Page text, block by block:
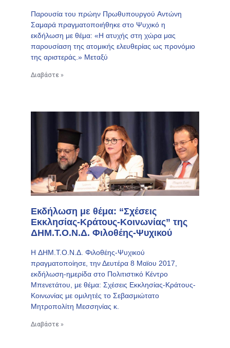
Παρουσία του πρώην Πρωθυπουργού Αντώνη
Σαμαρά πραγματοποιήθηκε στο Ψυχικό η
εκδήλωση με θέμα: «Η ατυχής στη χώρα μας
παρουσίαση της ατομικής ελευθερίας ως προνόμιο
της αριστεράς.» Μεταξύ
Διαβάστε »
Εκδήλωση με θέμα: “Σχέσεις
Εκκλησίας-Κράτους-Κοινωνίας” της
ΔΗΜ.Τ.Ο.Ν.Δ. Φιλοθέης-Ψυχικού
H ΔΗΜ.Τ.Ο.Ν.Δ. Φιλοθέης-Ψυχικού
πραγματοποίησε, την Δευτέρα 8 Μαϊου 2017,
εκδήλωση-ημερίδα στο Πολιτιστικό Κέντρο
Μπενετάτου, με θέμα: Σχέσεις Εκκλησίας-Κράτους-
Κοινωνίας με ομιλητές το Σεβασμιώτατο
Μητροπολίτη Μεσσηνίας κ.
Διαβάστε »